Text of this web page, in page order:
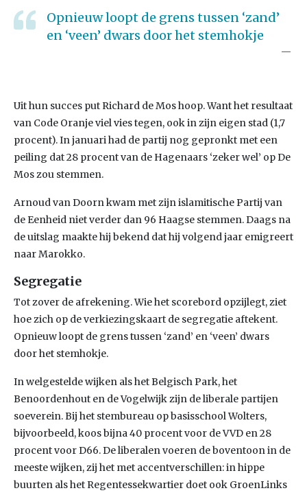
Opnieuw loopt de grens tussen ‘zand’
en ‘veen’ dwars door het stemhokje
Uit hun succes put Richard de Mos hoop. Want het resultaat
van Code Oranje viel vies tegen, ook in zijn eigen stad (1,7
procent). In januari had de partij nog gepronkt met een
peiling dat 28 procent van de Hagenaars ‘zeker wel’ op De
Mos zou stemmen.
Arnoud van Doorn kwam met zijn islamitische Partij van
de Eenheid niet verder dan 96 Haagse stemmen. Daags na
de uitslag maakte hij bekend dat hij volgend jaar emigreert
naar Marokko.
Segregatie
Tot zover de afrekening. Wie het scorebord opzijlegt, ziet
hoe zich op de verkiezingskaart de segregatie aftekent.
Opnieuw loopt de grens tussen ‘zand’ en ‘veen’ dwars
door het stemhokje.
In welgestelde wijken als het Belgisch Park, het
Benoordenhout en de Vogelwijk zijn de liberale partijen
soeverein. Bij het stembureau op basisschool Wolters,
bijvoorbeeld, koos bijna 40 procent voor de VVD en 28
procent voor D66. De liberalen voeren de boventoon in de
meeste wijken, zij het met accentverschillen: in hippe
buurten als het Regentessekwartier doet ook GroenLinks